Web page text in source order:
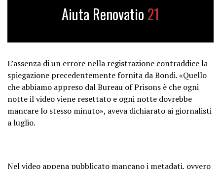
September 2, 2025
Aiuta Renovatio 21
L’assenza di un errore nella registrazione contraddice la
spiegazione precedentemente fornita da Bondi. «Quello
che abbiamo appreso dal Bureau of Prisons è che ogni
notte il video viene resettato e ogni notte dovrebbe
mancare lo stesso minuto», aveva dichiarato ai giornalisti
a luglio.
Nel video appena pubblicato mancano i metadati, ovvero